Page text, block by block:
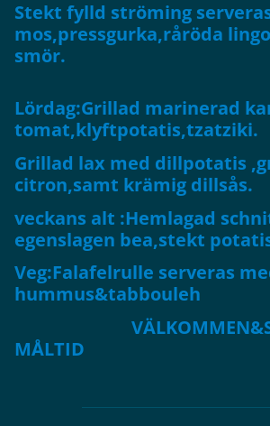
Stekt fylld ströming
mos,pressgurka,råröda
smör.
Lördag:Grillad marinerad
tomat,klyftpotatis,tzatziki.
Grillad lax med dillpotatis
citron,samt krämig dillsås.
veckans alt :Hemlagad
egenslagen bea,stekt
Veg:Falafelrulle serveras
hummus&tabbouleh
MÅLTID